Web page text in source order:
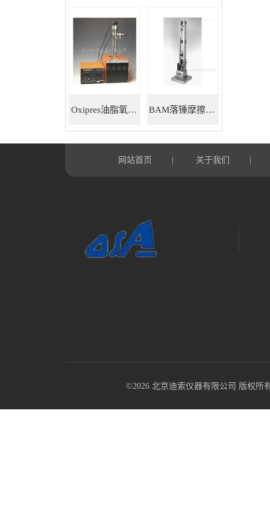
Oxipres油脂氧化稳定性仪 BAM落锤摩擦感度仪
网站首页 关于我们
©2026 北京迪索仪器有限公司 版权所